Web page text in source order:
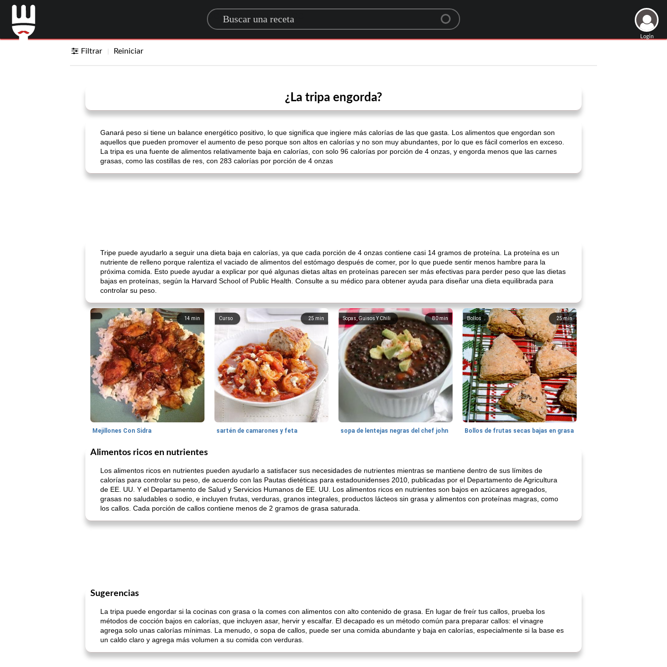
Search for a recipe
Login
Filtrar Reiniciar
¿La tripa engorda?
Ganará peso si tiene un balance energético positivo, lo que significa que ingiere más calorías de las que gasta. Los alimentos que engordan son
aquellos que pueden promover el aumento de peso porque son altos en calorías y no son muy abundantes, por lo que es fácil comerlos en exceso.
La tripa es una fuente de alimentos relativamente baja en calorías, con solo 96 calorías por porción de 4 onzas, y engorda menos que las carnes
grasas, como las costillas de res, con 283 calorías por porción de 4 onzas
Tripe puede ayudarlo a seguir una dieta baja en calorías, ya que cada porción de 4 onzas contiene casi 14 gramos de proteína. La proteína es un
nutriente de relleno porque ralentiza el vaciado de alimentos del estómago después de comer, por lo que puede sentir menos hambre para la
próxima comida. Esto puede ayudar a explicar por qué algunas dietas altas en proteínas parecen ser más efectivas para perder peso que las dietas
bajas en proteínas, según la Harvard School of Public Health. Consulte a su médico para obtener ayuda para diseñar una dieta equilibrada para
controlar su peso.
14 min
Mejillones Con Sidra
25 min
Curso
sartén de camarones y feta
80 min
Sopas, Guisos Y Chili
sopa de lentejas negras del chef john
25min
Bollos
Bollos de frutas secas bajas en grasa
Alimentos ricos en nutrientes
Los alimentos ricos en nutrientes pueden ayudarlo a satisfacer sus necesidades de nutrientes mientras se mantiene dentro de sus límites de
calorías para controlar su peso, de acuerdo con las Pautas dietéticas para estadounidenses 2010, publicadas por el Departamento de Agricultura
de EE. UU. Y el Departamento de Salud y Servicios Humanos de EE. UU. Los alimentos ricos en nutrientes son bajos en azúcares agregados,
grasas no saludables o sodio, e incluyen frutas, verduras, granos integrales, productos lácteos sin grasa y alimentos con proteínas magras, como
los callos. Cada porción de callos contiene menos de 2 gramos de grasa saturada.
Sugerencias
La tripa puede engordar si la cocinas con grasa o la comes con alimentos con alto contenido de grasa. En lugar de freír tus callos, prueba los
métodos de cocción bajos en calorías, que incluyen asar, hervir y escalfar. El decapado es un método común para preparar callos: el vinagre
agrega solo unas calorías mínimas. La menudo, o sopa de callos, puede ser una comida abundante y baja en calorías, especialmente si la base es
un caldo claro y agrega más volumen a su comida con verduras.